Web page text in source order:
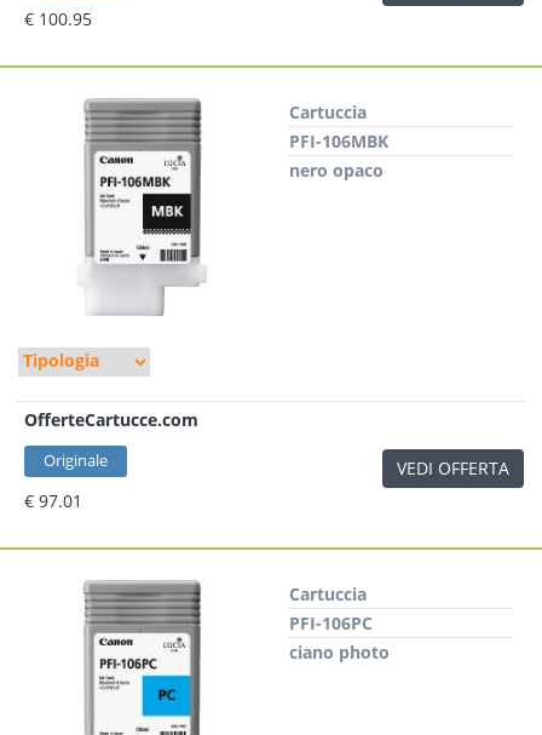
€ 100.95
Cartuccia
PFI-106MBK
nero opaco
OfferteCartucce.com
Originale
€ 97.01
VEDI OFFERTA
Cartuccia
PFI-106PC
ciano photo